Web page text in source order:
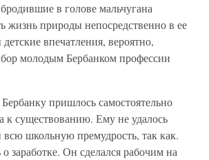
в голове мальчугана
жизнь природы непосредственно в ее
впечатления, вероятно,
молодым Бербанком профессии
пришлось самостоятельно
к существованию. Ему не удалось
всю школьную премудрость, так как.
заработке. Он сделался рабочим на